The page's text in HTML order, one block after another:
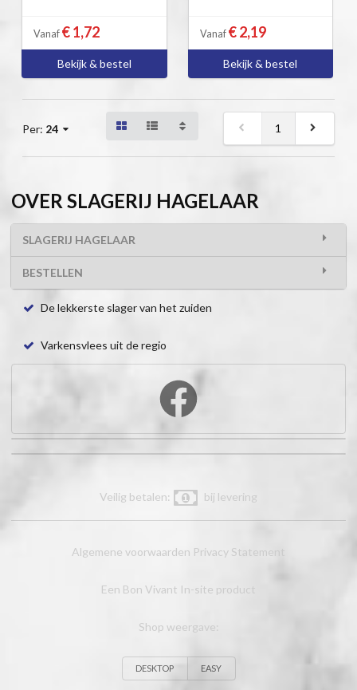
Vanaf € 1,72
Bekijk & bestel
Vanaf € 2,19
Bekijk & bestel
Per: 24 1
OVER SLAGERIJ HAGELAAR
SLAGERIJ HAGELAAR
BESTELLEN
De lekkerste slager van het zuiden
Varkensvlees uit de regio
Veilig betalen: bij levering
Algemene voorwaarden Privacy Statement
Een Bon Vivant In-site product
Shop weergave:
DESKTOP EASY